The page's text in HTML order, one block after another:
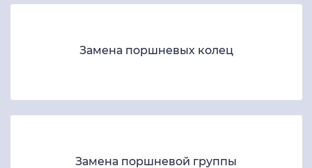
Замена поршневых колец
Замена поршневой группы